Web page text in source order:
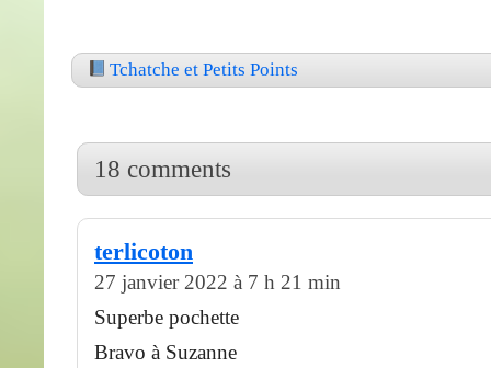
Tchatche et Petits Points
18 comments
terlicoton
27 janvier 2022 à 7 h 21 min
Superbe pochette
Bravo à Suzanne